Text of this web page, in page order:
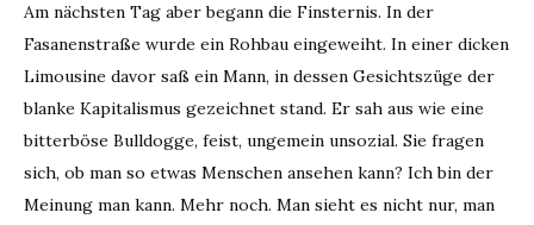
Am nächsten Tag aber begann die Finsternis. In der
Fasanenstraße wurde ein Rohbau eingeweiht. In einer dicken
Limousine davor saß ein Mann, in dessen Gesichtszüge der
blanke Kapitalismus gezeichnet stand. Er sah aus wie eine
bitterböse Bulldogge, feist, ungemein unsozial. Sie fragen
sich, ob man so etwas Menschen ansehen kann? Ich bin der
Meinung man kann. Mehr noch. Man sieht es nicht nur, man